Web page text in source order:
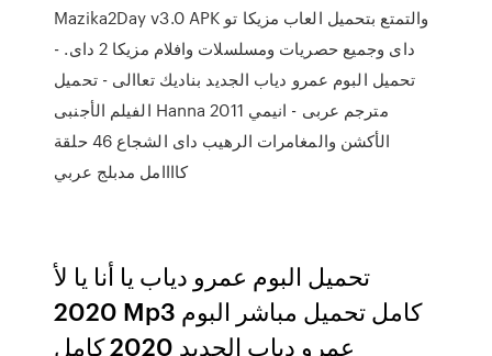
Mazika2Day v3.0 APK والتمتع بتحميل العاب مزيكا تو
داى وجميع حصريات ومسلسلات وافلام مزيكا 2 داى. -
تحميل البوم عمرو دياب الجديد بناديك تعاالى - تحميل
الفيلم الأجنبى Hanna 2011 مترجم عربى - انيمي
الأكشن والمغامرات الرهيب داى الشجاع 46 حلقة
كاااامل مدبلج عربي
تحميل البوم عمرو دياب يا أنا يا لأ
2020 Mp3 كامل تحميل مباشر البوم
عمرو دياب الجديد 2020 كامل